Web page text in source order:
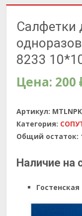
Салфетки
8233
Цена: 200
Артикул:
Категория:
Общий остаток:
Наличие на
Гостенская